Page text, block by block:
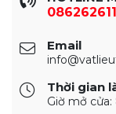
Email
Thời gian
Giờ mở cửa: